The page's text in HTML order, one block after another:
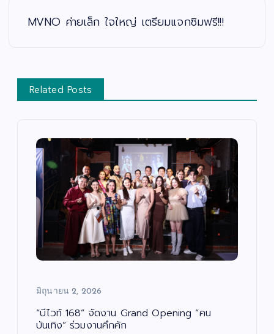
MVNO ค่ายเล็ก ใจใหญ่ เตรียมแจกซิมฟรี!!!
Related Posts
มิถุนายน 2, 2026
“บีไวท์ 168” จัดงาน Grand Opening “คน
บันเทิง” ร่วมงานคึกคัก